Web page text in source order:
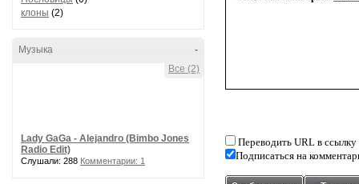
клоны (2)
-
Музыка
Все (2)
Lady GaGa - Alejandro (Bimbo Jones
Radio Edit)
Слушали: 288 Комментарии: 1
Переводить URL в ссылку
Подписаться на